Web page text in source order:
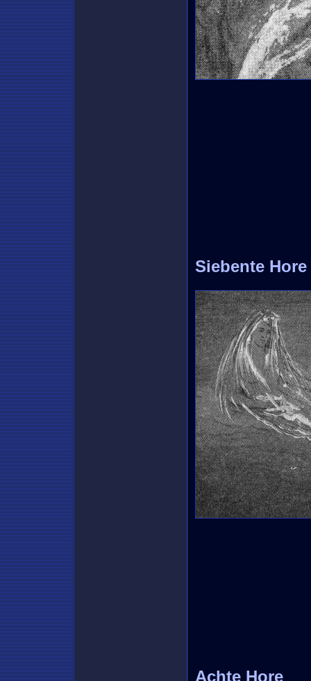
Siebente Hore
Achte Hore